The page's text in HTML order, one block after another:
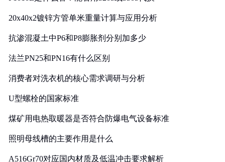
20x40x2镀锌方管单米重量计算与应用分析
抗渗混凝土中P6和P8膨胀剂分别加多少
法兰PN25和PN16有什么区别
消费者对洗衣机的核心需求调研与分析
U型螺栓的国家标准
煤矿用电热取暖器是否符合防爆电气设备标准
照明母线槽的主要作用是什么
A516Gr70对应国内材质及低温冲击要求解析